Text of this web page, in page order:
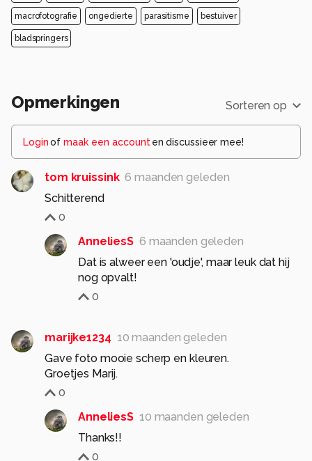
macrofotografie ongedierte parasitisme bestuiver
bladspringers
Opmerkingen Sorteren op
Loginof maak een account en discussieer mee!
tom kruissink 6 maanden geleden
Schitterend
0
AnneliesS 6 maanden geleden
Dat is alweer een 'oudje', maar leuk dat hij
nog opvalt!
0
marijke1234 10 maanden geleden
Gave foto mooie scherp en kleuren.
Groetjes Marij.
0
AnneliesS 10 maanden geleden
Thanks!!
0